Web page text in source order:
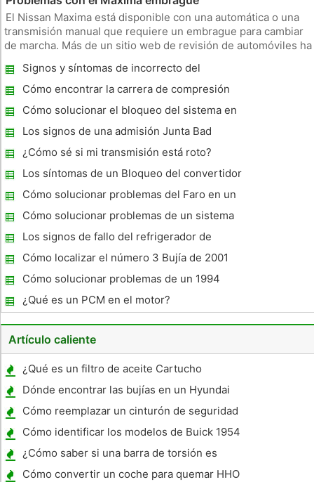
El Nissan Maxima está disponible con una automática o una
transmisión manual que requiere un embrague para cambiar
de marcha. Más de un sitio web de revisión de automóviles ha
incluso ha publicado los boletines de servicio técnico (TSB)
sobre
Signos y síntomas de incorrecto del
inyector de combustible Lag
Cómo encontrar la carrera de compresión
Cómo solucionar el bloqueo del sistema en
un Mercury Villager 1998
Los signos de una admisión Junta Bad
¿Cómo sé si mi transmisión está roto?
Los síntomas de un Bloqueo del convertidor
de par ir Bad
Cómo solucionar problemas del Faro en un
Hyundai Sonata 2006
Cómo solucionar problemas de un sistema
de control de crucero Ford
Los signos de fallo del refrigerador de
aceite del motor
Cómo localizar el número 3 Bujía de 2001
Jetta 1.8T
Cómo solucionar problemas de un 1994
Toyota Corolla
¿Qué es un PCM en el motor?
Artículo caliente
¿Qué es un filtro de aceite Cartucho
Dónde encontrar las bujías en un Hyundai
Sonata 2003
Cómo reemplazar un cinturón de seguridad
Toyota
Cómo identificar los modelos de Buick 1954
¿Cómo saber si una barra de torsión es
malo
Cómo convertir un coche para quemar HHO